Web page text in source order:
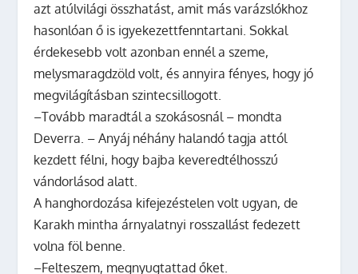
azt atúlvilági összhatást, amit más varázslókhoz
hasonlóan ő is igyekezettfenntartani. Sokkal
érdekesebb volt azonban ennél a szeme,
melysmaragdzöld volt, és annyira fényes, hogy jó
megvilágításban szintecsillogott.
–Tovább maradtál a szokásosnál – mondta
Deverra. – Anyáj néhány halandó tagja attól
kezdett félni, hogy bajba keveredtélhosszú
vándorlásod alatt.
A hanghordozása kifejezéstelen volt ugyan, de
Karakh mintha árnyalatnyi rosszallást fedezett
volna föl benne.
–Felteszem, megnyugtattad őket.